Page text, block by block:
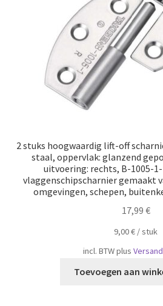
2 stuks hoogwaardig lift-off
staal, oppervlak: glanzend
uitvoering: rechts, B-1005-
vlaggenschipscharnier gemaakt
omgevingen, schepen,
17,99 €
9,00€ /​​stuk
incl. BTWplus
Toevoegen aan